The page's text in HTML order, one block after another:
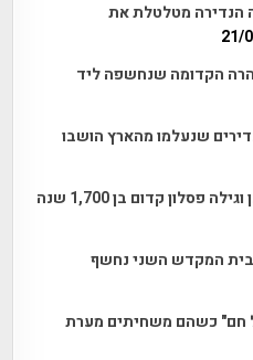
הנדירה מטלטלת את
21/
הקדומה שנחשפה ליד
שנעלמו מהארץ הושבו
קדום בן 1,700 שנה
בית המקדש השני נחשף
חם" כשהם משחיתים מערת